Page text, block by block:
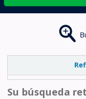
Su búsqueda